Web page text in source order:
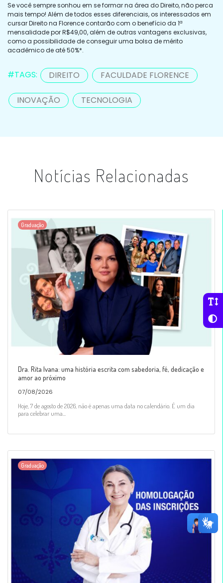
Se você sempre sonhou em se formar na área do Direito, não perca
mais tempo! Além de todos esses diferenciais, os interessados em
cursar Direito na Florence contarão com o benefício da 1ª
mensalidade por R$49,00, além de outras vantagens exclusivas,
como a possibilidade de conseguir uma bolsa de mérito
acadêmico de até 50%*.
#TAGS: DIREITO FACULDADE FLORENCE
INOVAÇÃO TECNOLOGIA
Notícias Relacionadas
Graduação
Dra. Rita Ivana: uma história escrita com sabedoria, fé, dedicação e
amor ao próximo
07/08/2026
Hoje, 7 de agosto de 2026, não é apenas uma data no calendário. É um dia
para celebrar uma...
Graduação